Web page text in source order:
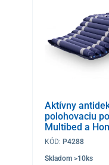
Aktívny
polohovaciu
Multibed a
KÓD: P4288
Skladom >10ks